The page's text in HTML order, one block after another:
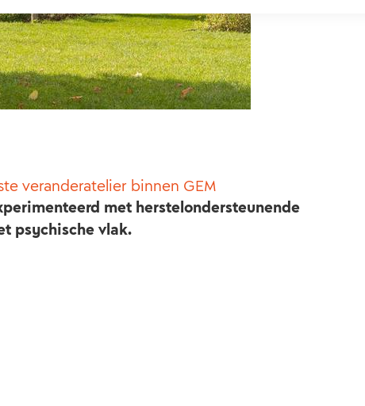
veranderatelier binnen GEM
met herstelondersteunende
psychische vlak.